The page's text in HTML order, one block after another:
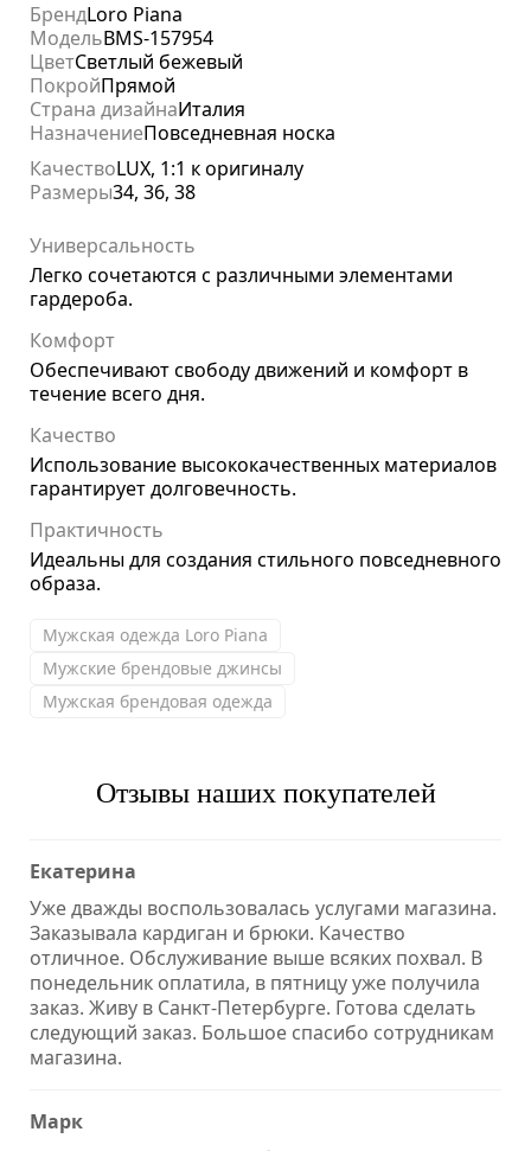
БрендLoro Piana
МодельBMS-157954
ЦветСветлый бежевый
ПокройПрямой
Страна дизайнаИталия
НазначениеПовседневная носка
КачествоLUX, 1:1 к оригиналу
Размеры34, 36, 38
Универсальность
Легко сочетаются с различными элементами
гардероба.
Комфорт
Обеспечивают свободу движений и комфорт в
течение всего дня.
Качество
Использование высококачественных материалов
гарантирует долговечность.
Практичность
Идеальны для создания стильного повседневного
образа.
Мужская одежда Loro Piana
Мужские брендовые джинсы
Мужская брендовая одежда
Отзывы наших покупателей
Екатерина
Уже дважды воспользовалась услугами магазина.
Заказывала кардиган и брюки. Качество
отличное. Обслуживание выше всяких похвал. В
понедельник оплатила, в пятницу уже получила
заказ. Живу в Санкт-Петербурге. Готова сделать
следующий заказ. Большое спасибо сотрудникам
магазина.
Марк